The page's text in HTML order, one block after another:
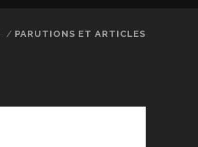
PARUTIONS ET ARTICLES